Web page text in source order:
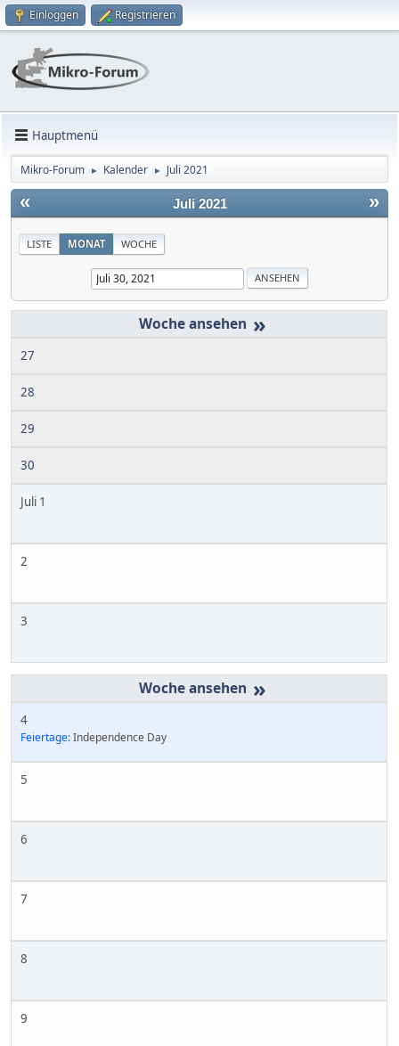
Einloggen Registrieren
Hauptmenü
Mikro-Forum ► Kalender ► Juli 2021
« »
Juli 2021
LISTE MONAT WOCHE
»
27
28
29
30
Juli 1
2
3
»
4
Feiertage:Independence Day
5
6
7
8
9